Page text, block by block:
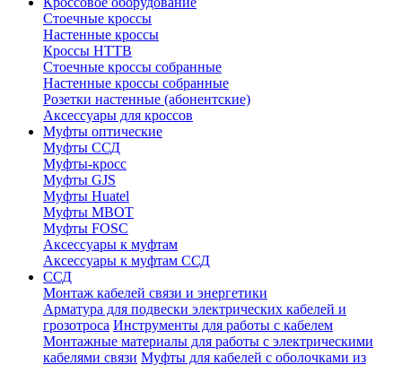
Стоечные кроссы
Настенные кроссы
Кроссы HTTB
Стоечные кроссы собранные
Настенные кроссы собранные
Розетки настенные (абонентские)
Аксессуары для кроссов
Муфты оптические
Муфты ССД
Муфты-кросс
Муфты GJS
Муфты Huatel
Муфты МВОТ
Муфты FOSC
Аксессуары к муфтам
Аксессуары к муфтам ССД
ССД
Монтаж кабелей связи и энергетики
Арматура для подвески электрических кабелей и
грозотроса Инструменты для работы с кабелем
Монтажные материалы для работы с электрическими
кабелями связи Муфты для кабелей с оболочками из